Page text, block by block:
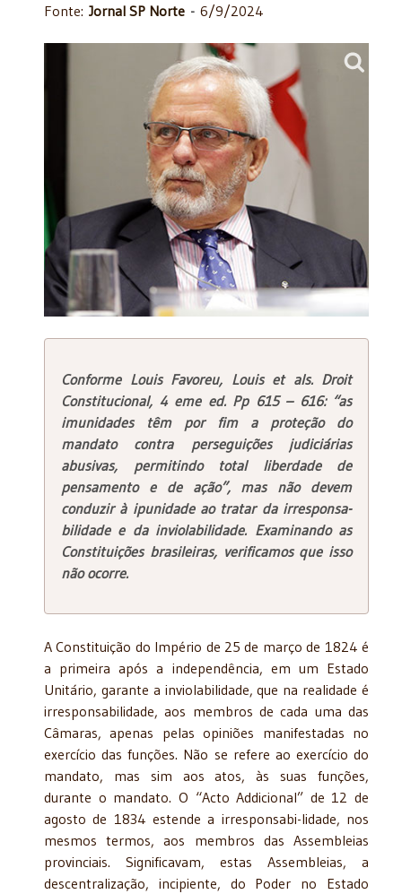
Fonte: Jornal SP Norte - 6/9/2024
Conforme Louis Favoreu, Louis et als. Droit
Constitucional, 4 eme ed. Pp 615 – 616: “as
imunidades têm por fim a proteção do
mandato contra perseguições judiciárias
abusivas, permitindo total liberdade de
pensamento e de ação”, mas não devem
conduzir à ipunidade ao tratar da irresponsa-
bilidade e da inviolabilidade. Examinando as
Constituições brasileiras, verificamos que isso
não ocorre.
A Constituição do Império de 25 de março de 1824 é
a primeira após a independência, em um Estado
Unitário, garante a inviolabilidade, que na realidade é
irresponsabilidade, aos membros de cada uma das
Câmaras, apenas pelas opiniões manifestadas no
exercício das funções. Não se refere ao exercício do
mandato, mas sim aos atos, às suas funções,
durante o mandato. O “Acto Addicional” de 12 de
agosto de 1834 estende a irresponsabi-lidade, nos
mesmos termos, aos membros das Assembleias
provinciais. Significavam, estas Assembleias, a
descentralização, incipiente, do Poder no Estado